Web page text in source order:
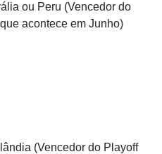
ou Peru (Vencedor do
acontece em Junho)
(Vencedor do Playoff